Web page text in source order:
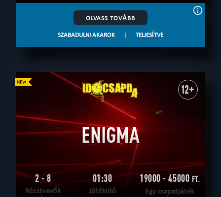
OLVASS TOVÁBB
SZABADULNI AKAROK | TELJESÍTVE
12+
ENIGMA
2 - 8
Résztvevők
01:30
Játékidő
19000 - 45000 FT.
Egy csapatjáték